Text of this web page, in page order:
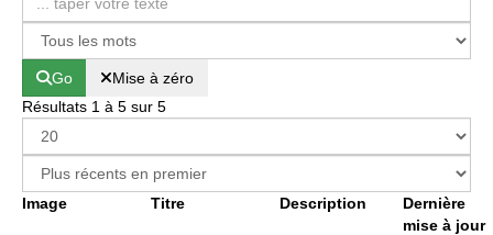
Go
Mise à zéro
Résultats 1 à 5 sur 5
Image Titre Description
Dernière
mise à jour